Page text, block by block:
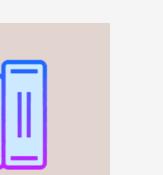
повышения интереса и